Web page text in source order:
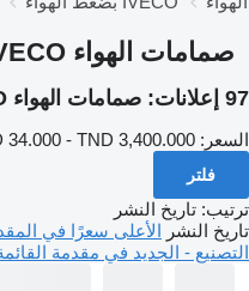
صمامات الهواء IVECO لـ الشاحنات
97 إعلانات: صمامات الهواء IVECO لـ الشاحنات
السعر: 34.000 - TND 3,400.000
فلتر
ترتيب: تاريخ النشر
تاريخ النشر الأعلى سعرًا في
التصنيع - الجديد في مقدمة